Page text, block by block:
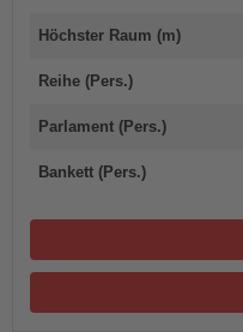
Höchster Raum (m)
Reihe (Pers.)
Parlament (Pers.)
Bankett (Pers.)